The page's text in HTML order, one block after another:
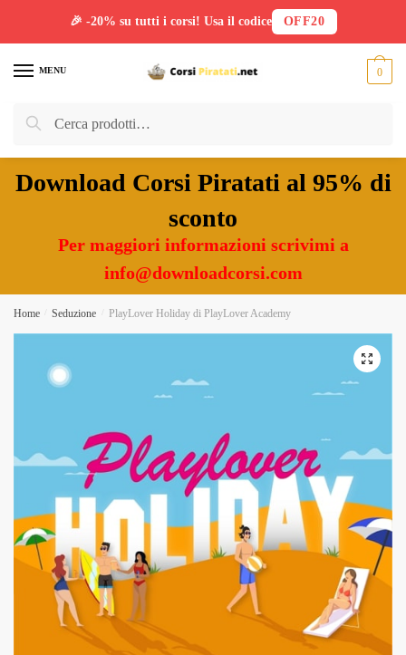
MENU
Cerca:
Cerca
0
Download Corsi Piratati al 95% di
sconto
Per maggiori informazioni scrivimi a
info@downloadcorsi.com
Home Seduzione PlayLover Holiday di PlayLover Academy
🔍
🎉 -20% su tutti i corsi! Usa il codice OFF20